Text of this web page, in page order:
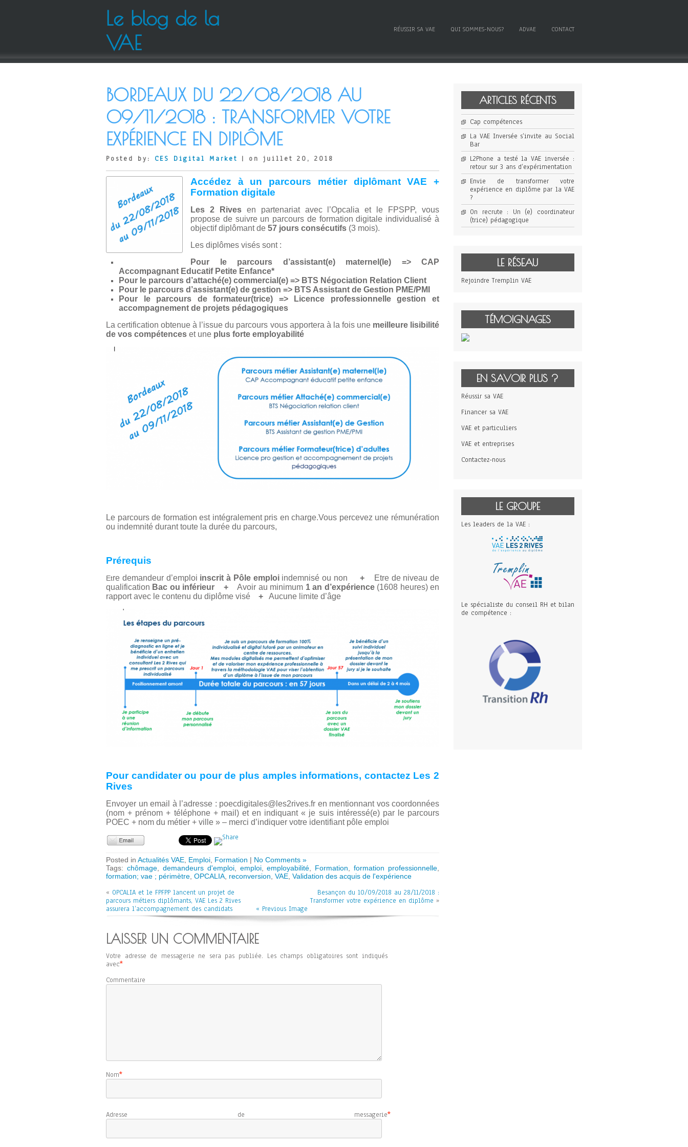
Le blog de la
VAE
RÉUSSIR SA VAE QUI SOMMES-NOUS? ADVAE CONTACT
BORDEAUX DU 22/08/2018 AU
09/11/2018 : TRANSFORMER VOTRE
EXPÉRIENCE EN DIPLÔME
Posted by: CES Digital Market | on juillet 20, 2018
Accédez à un parcours métier diplômant VAE +
Formation digitale
Les 2 Rivesen partenariat avec l’Opcalia et le FPSPP, vous
propose de suivre un parcours de formation digitale individualisé à
objectif diplômant de 57 jours consécutifs (3 mois).
Les diplômes visés sont :
Pour le parcours d’assistant(e) maternel(le) =>CAP
Accompagnant Educatif Petite Enfance*
Pour le parcours d’attaché(e) commercial(e) => BTS Négociation Relation Client
Pour le parcours d’assistant(e) de gestion => BTS Assistant de Gestion PME/PMI
Pour le parcours de formateur(trice) =>Licence professionnelle gestion et
accompagnement de projets pédagogiques
La certification obtenue à l’issue du parcours vous apportera à la fois une meilleure lisibilité
de vos compétences et une plus forte employabilité
Le parcours de formation est intégralement pris en charge.Vous percevez une rémunération
ou indemnité durant toute la durée du parcours,
Prérequis
Etre demandeur d’emploi inscrit à Pôle emploiindemnisé ou non +
Etre de niveau de
qualification Bac ou inférieur + Avoir au minimum 1 an d’expérience(1608 heures) en
rapport avec le contenu du diplôme visé + Aucune limite d’âge
Pour candidater ou pour de plus amples informations, contactez Les 2
Rives
Envoyer un email à l’adresse : poecdigitales@les2rives.fr en mentionnant vos coordonnées
(nom + prénom + téléphone + mail) et en indiquant « je suis intéressé(e) par le parcours
POEC + nom du métier + ville » – merci d’indiquer votre identifiant pôle emploi
Posted in Actualités VAE, Emploi, Formation | No Comments »
Tags: chômage, demandeurs d'emploi, emploi,employabilité, Formation,formation professionnelle,
formation; vae ; périmètre, OPCALIA, reconversion, VAE, Validation des acquis de l'expérience
« OPCALIA et le FPFPP lancent un projet de
parcours métiers diplômants, VAE Les 2 Rives
assurera l’accompagnement des candidats
Besançon du 10/09/2018 au 28/11/2018 :
Transformer votre expérience en diplôme »
« Previous Image
LAISSER UN COMMENTAIRE
Votre adresse de messagerie ne sera pas publiée. Les champs obligatoires sont indiqués
avec*
Commentaire
Nom*
Adresse de messagerie*
ARTICLES RÉCENTS
Cap compétences
La VAE Inversée s’invite au Social
Bar
L2Phone a testé la VAE inversée :
retour sur 3 ans d’expérimentation
Envie de transformer votre
expérience en diplôme par la VAE
?
On recrute : Un (e) coordinateur
(trice) pédagogique
LE RÉSEAU
Rejoindre Tremplin VAE
TÉMOIGNAGES
EN SAVOIR PLUS ?
Réussir sa VAE
Financer sa VAE
VAE et particuliers
VAE et entreprises
Contactez-nous
LE GROUPE
Les leaders de la VAE :
Le spécialiste du conseil RH et bilan
de compétence :